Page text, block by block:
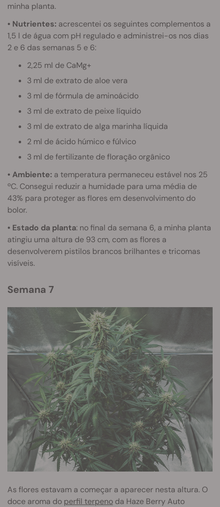
minha planta.
• Nutrientes: acrescentei os seguintes complementos a
1,5 l de água com pH regulado e administrei-os nos dias
2 e 6 das semanas 5 e 6:
2,25 ml de CaMg+
3 ml de extrato de aloe vera
3 ml de fórmula de aminoácido
3 ml de extrato de peixe líquido
3 ml de extrato de alga marinha líquida
2 ml de ácido húmico e fúlvico
3 ml de fertilizante de floração orgânico
• Ambiente: a temperatura permaneceu estável nos 25
ºC. Consegui reduzir a humidade para uma média de
43% para proteger as flores em desenvolvimento do
bolor.
• Estado da planta: no final da semana 6, a minha planta
atingiu uma altura de 93 cm, com as flores a
desenvolverem pistilos brancos brilhantes e tricomas
visíveis.
Semana 7
As flores estavam a começar a aparecer nesta altura. O
doce aroma do perfil terpeno da Haze Berry Auto